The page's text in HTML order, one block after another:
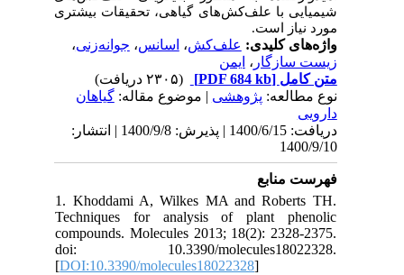
شیمیایی با علف‌کش‌های گیاهی، تحقیقات بیشتری
مورد نیاز است.
واژه‌های کلیدی:علف‌کش،اسانس،جوانه‌زنی،
زیست سازگار ،ایمن
متن کامل[PDF 684 kb]
(۲۳۰۵ دریافت)
نوع مطالعه:پژوهشی| موضوع مقاله:گياهان
دارویی
دریافت: 1400/6/15 | پذیرش: 1400/9/8 | انتشار:
1400/9/10
فهرست منابع
1. Khoddami A, Wilkes MA and Roberts TH.
Techniques for analysis of plant phenolic
compounds. Molecules 2013; 18(2): 2328-2375.
doi: 10.3390/molecules18022328.
[DOI:10.3390/molecules18022328